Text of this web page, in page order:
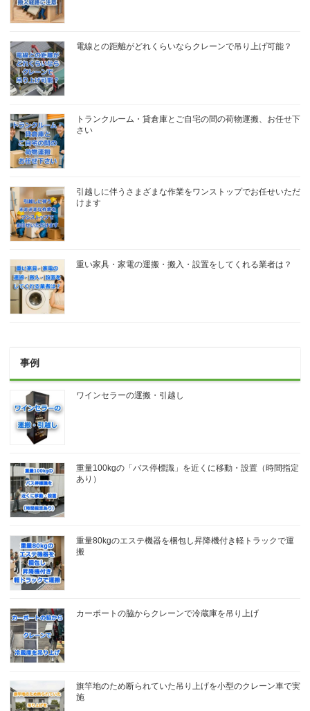
電線との距離がどれくらいならクレーンで吊り上げ可能？
トランクルーム・貸倉庫とご自宅の間の荷物運搬、お任せ下
さい
引越しに伴うさまざまな作業をワンストップでお任せいただ
けます
重い家具・家電の運搬・搬入・設置をしてくれる業者は？
事例
ワインセラーの運搬・引越し
重量100kgの「バス停標識」を近くに移動・設置（時間指定
あり）
重量80kgのエステ機器を梱包し昇降機付き軽トラックで運
搬
カーポートの脇からクレーンで冷蔵庫を吊り上げ
旗竿地のため断られていた吊り上げを小型のクレーン車で実
施